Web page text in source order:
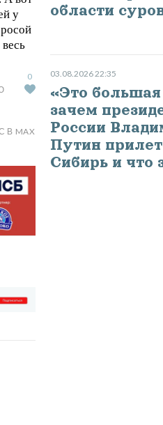
у
0
В MAX
области
03.08.2026 22:35
«Это большая
зачем
России
Путин
Сибирь и что